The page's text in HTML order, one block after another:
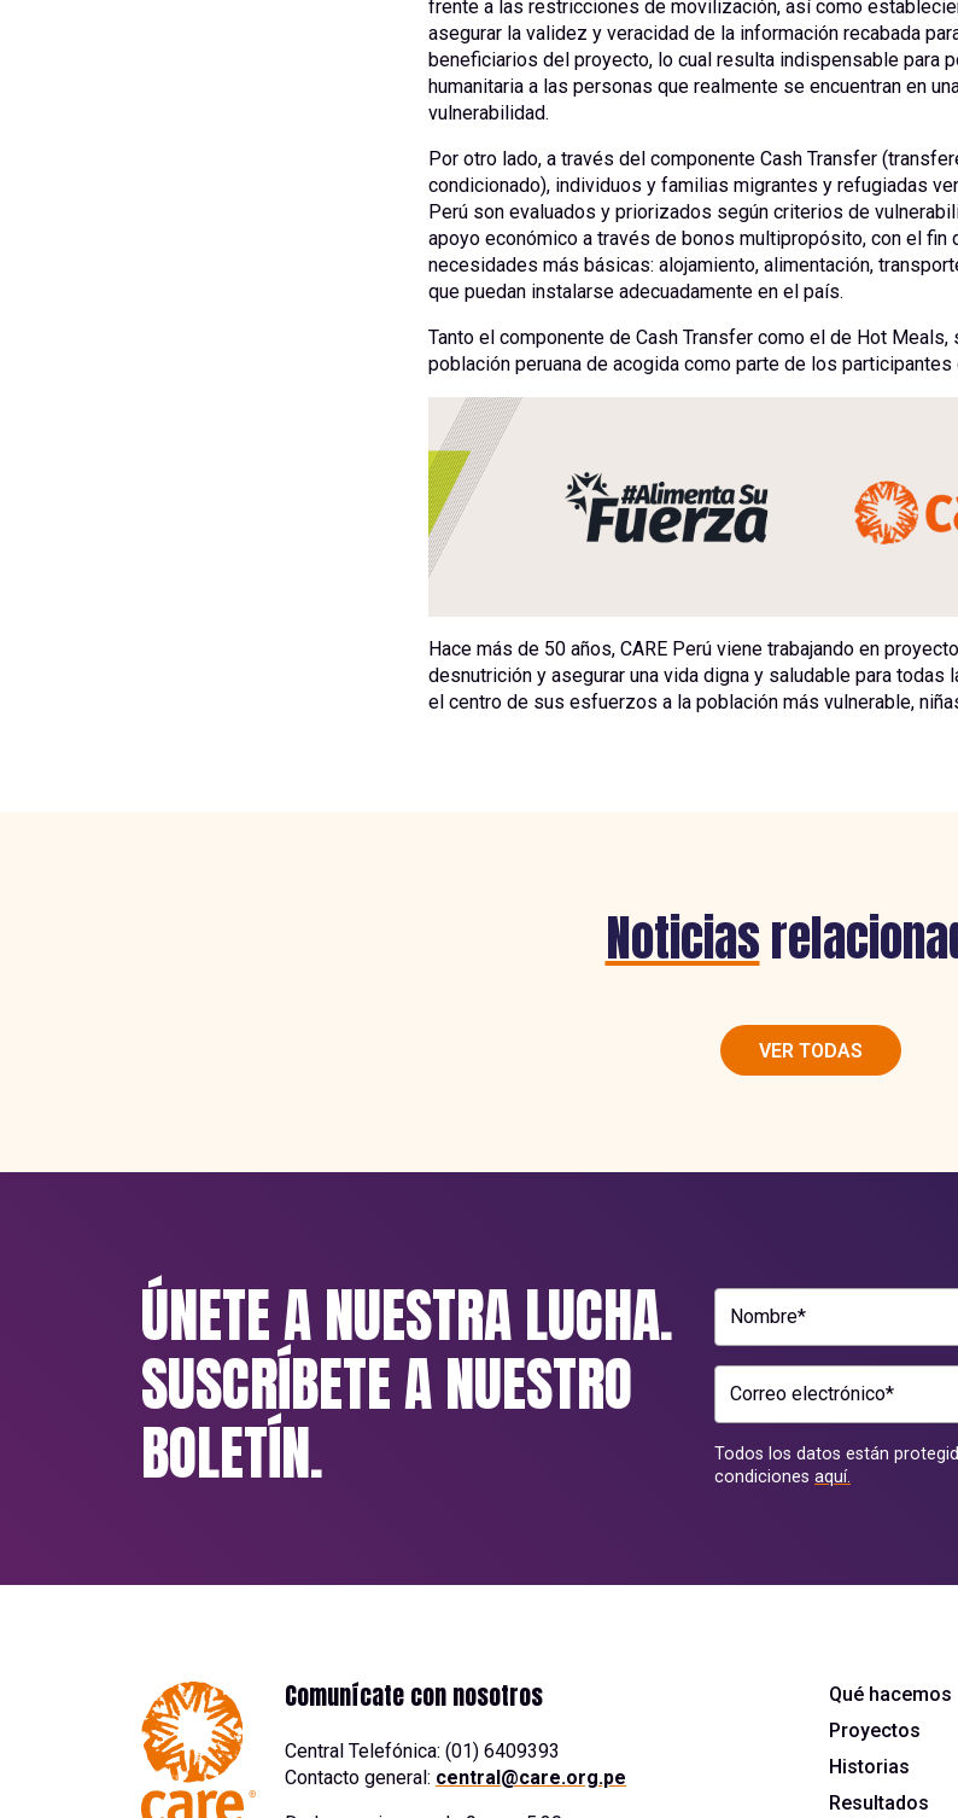
frente a las restricciones de movilización, así como
asegurar la validez y veracidad de la información recabada
beneficiarios del proyecto, lo cual resulta indispensable para
humanitaria a las personas que realmente se encuentran en
vulnerabilidad.
Por otro lado, a través del componente Cash Transfer
condicionado), individuos y familias migrantes y refugiadas
Perú son evaluados y priorizados según criterios de
apoyo económico a través de bonos multipropósito, con el fin
necesidades más básicas: alojamiento, alimentación,
que puedan instalarse adecuadamente en el país.
Tanto el componente de Cash Transfer como el de Hot Meals,
población peruana de acogida como parte de los
Hace más de 50 años, CARE Perú viene trabajando en
desnutrición y asegurar una vida digna y saludable para todas
el centro de sus esfuerzos a la población más vulnerable,
Noticias
VER TODAS
ÚNETE A NUESTRA LUCHA.
SUSCRÍBETE A NUESTRO
BOLETÍN.
Nombre*
Correo electrónico*
Todos los datos están
condiciones aquí.
Comunícate con nosotros
Central Telefónica: (01) 6409393
Contacto general: central@care.org.pe
Qué hacemos
Proyectos
Historias
Resultados